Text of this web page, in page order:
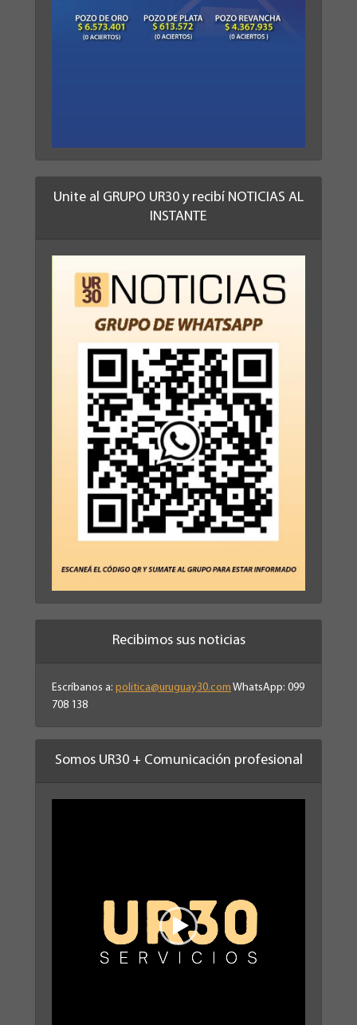
Unite al GRUPO UR30 y recibí NOTICIAS AL
INSTANTE
Recibimos sus noticias
Escríbanos a: politica@uruguay30.com WhatsApp: 099
708 138
Somos UR30 + Comunicación profesional